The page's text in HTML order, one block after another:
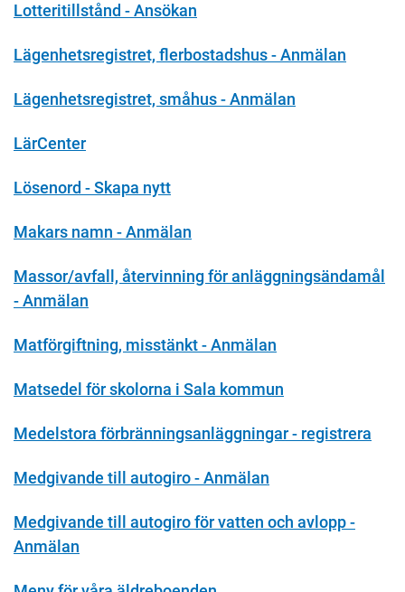
Lotteritillstånd - Ansökan
Lägenhetsregistret, flerbostadshus - Anmälan
Lägenhetsregistret, småhus - Anmälan
LärCenter
Lösenord - Skapa nytt
Makars namn - Anmälan
Massor/avfall, återvinning för anläggningsändamål
- Anmälan
Matförgiftning, misstänkt - Anmälan
Matsedel för skolorna i Sala kommun
Medelstora förbränningsanläggningar - registrera
Medgivande till autogiro - Anmälan
Medgivande till autogiro för vatten och avlopp -
Anmälan